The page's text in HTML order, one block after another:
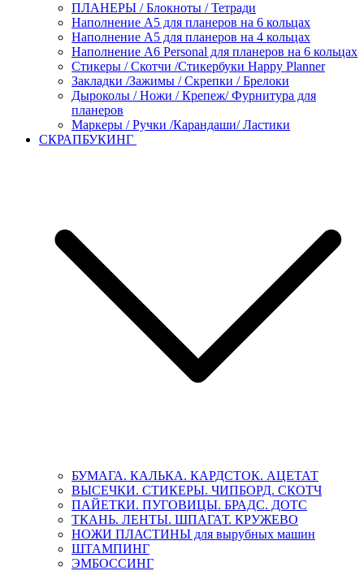
ПЛАНЕРЫ / Блокноты / Тетради
Наполнение А5 для планеров на 6 кольцах
Наполнение А5 для планеров на 4 кольцах
Наполнение А6 Personal для планеров на 6 кольцах
Стикеры / Скотчи /Стикербуки Happy Planner
Закладки /Зажимы / Скрепки / Брелоки
Дыроколы / Ножи / Крепеж/ Фурнитура для
планеров
Маркеры / Ручки /Карандаши/ Ластики
СКРАПБУКИНГ
БУМАГА. КАЛЬКА. КАРДСТОК. АЦЕТАТ
ВЫСЕЧКИ. СТИКЕРЫ. ЧИПБОРД. СКОТЧ
ПАЙЕТКИ. ПУГОВИЦЫ. БРАДС. ДОТС
ТКАНЬ. ЛЕНТЫ. ШПАГАТ. КРУЖЕВО
НОЖИ ПЛАСТИНЫ для вырубных машин
ШТАМПИНГ
ЭМБОССИНГ